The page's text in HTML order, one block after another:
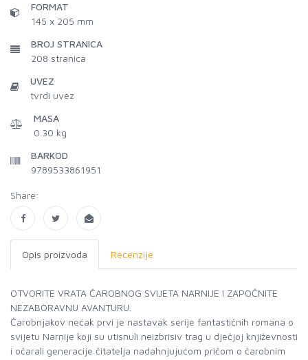
FORMAT
145 x 205 mm
BROJ STRANICA
208 stranica
UVEZ
tvrdi uvez
MASA
0.30 kg
BARKOD
9789533861951
Share:
Opis proizvoda Recenzije
OTVORITE VRATA ČAROBNOG SVIJETA NARNIJE I ZAPOČNITE
NEZABORAVNU AVANTURU.
Čarobnjakov nećak prvi je nastavak serije fantastičnih romana o
svijetu Narnije koji su utisnuli neizbrisiv trag u dječjoj književnosti
i očarali generacije čitatelja nadahnjujućom pričom o čarobnim